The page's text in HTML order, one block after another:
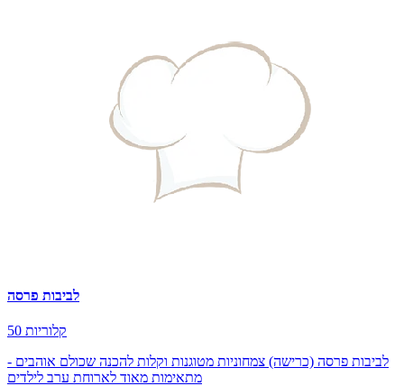
לביבות פרסה
50 קלוריות
לביבות פרסה (כרישה) צמחוניות מטוגנות וקלות להכנה שכולם אוהבים -
מתאימות מאוד לארוחת ערב לילדים